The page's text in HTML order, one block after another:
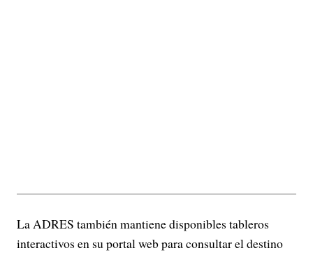
La ADRES también mantiene disponibles tableros
interactivos en su portal web para consultar el destino